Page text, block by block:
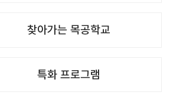
찾아가는 목공학교
특화 프로그램